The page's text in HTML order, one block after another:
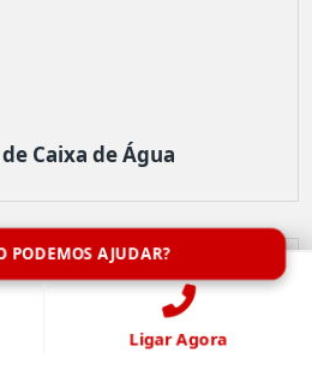
Caixa de Água
PODEMOS AJUDAR?
Ligar Agora